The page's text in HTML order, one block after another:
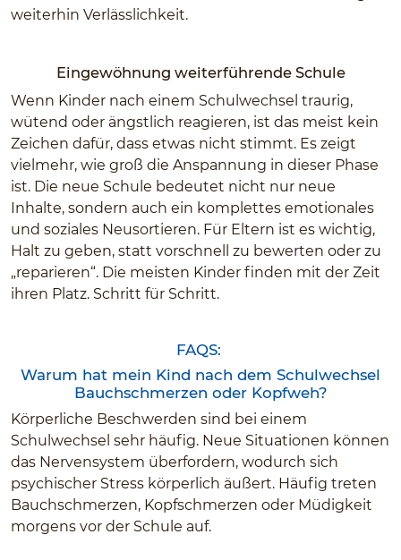
weiterhin Verlässlichkeit.
Eingewöhnung weiterführende Schule
Wenn Kinder nach einem Schulwechsel traurig,
wütend oder ängstlich reagieren, ist das meist kein
Zeichen dafür, dass etwas nicht stimmt. Es zeigt
vielmehr, wie groß die Anspannung in dieser Phase
ist. Die neue Schule bedeutet nicht nur neue
Inhalte, sondern auch ein komplettes emotionales
und soziales Neusortieren. Für Eltern ist es wichtig,
Halt zu geben, statt vorschnell zu bewerten oder zu
„reparieren“. Die meisten Kinder finden mit der Zeit
ihren Platz. Schritt für Schritt.
FAQS:
Warum hat mein Kind nach dem Schulwechsel
Bauchschmerzen oder Kopfweh?
Körperliche Beschwerden sind bei einem
Schulwechsel sehr häufig. Neue Situationen können
das Nervensystem überfordern, wodurch sich
psychischer Stress körperlich äußert. Häufig treten
Bauchschmerzen, Kopfschmerzen oder Müdigkeit
morgens vor der Schule auf.